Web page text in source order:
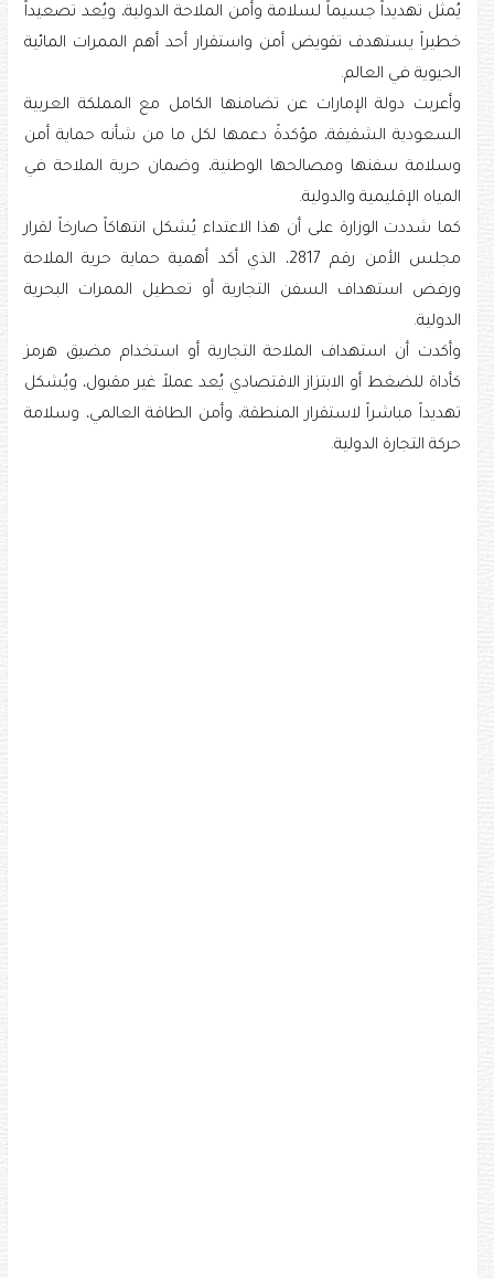
يُمثل تهديداً جسيماً لسلامة وأمن الملاحة الدولية، ويُعد تصعيداً
خطيراً يستهدف تقويض أمن واستقرار أحد أهم الممرات المائية
الحيوية في العالم.
وأعربت دولة الإمارات عن تضامنها الكامل مع المملكة العربية
السعودية الشقيقة، مؤكدةً دعمها لكل ما من شأنه حماية أمن
وسلامة سفنها ومصالحها الوطنية، وضمان حرية الملاحة في
المياه الإقليمية والدولية.
كما شددت الوزارة على أن هذا الاعتداء يُشكل انتهاكاً صارخاً لقرار
مجلس الأمن رقم 2817، الذي أكد أهمية حماية حرية الملاحة
ورفض استهداف السفن التجارية أو تعطيل الممرات البحرية
الدولية.
وأكدت أن استهداف الملاحة التجارية أو استخدام مضيق هرمز
كأداة للضغط أو الابتزاز الاقتصادي يُعد عملاً غير مقبول، ويُشكل
تهديداً مباشراً لاستقرار المنطقة، وأمن الطاقة العالمي، وسلامة
حركة التجارة الدولية.